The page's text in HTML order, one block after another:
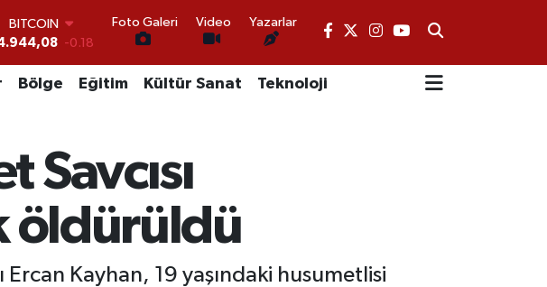
BITCOIN
-0.18
0.18
64,4811 0.38
ALTIN
BİST100
13.779
-14
Foto Galeri Video Yazarlar
Bölge Eğitim Kültür Sanat Teknoloji
öldürüldü
Kayhan, 19 yaşındaki husumetlisi